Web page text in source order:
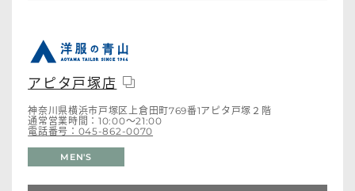
アピタ戸塚店
神奈川県横浜市戸塚区上倉田町769番1アピタ戸塚２階
通常営業時間：10:00～21:00
電話番号：045-862-0070
MEN'S